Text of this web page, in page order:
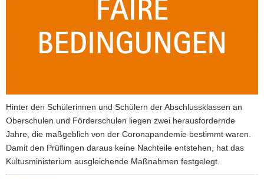
Hinter den Schülerinnen und Schülern der Abschlussklassen an
Oberschulen und Förderschulen liegen zwei herausfordernde
Jahre, die maßgeblich von der Coronapandemie bestimmt waren.
Damit den Prüflingen daraus keine Nachteile entstehen, hat das
Kultusministerium ausgleichende Maßnahmen festgelegt.